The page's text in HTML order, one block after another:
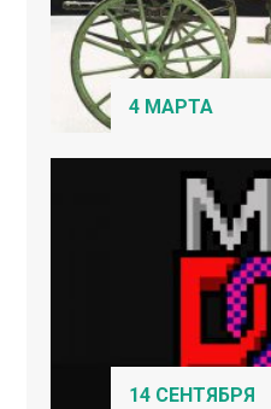
4 МАРТА
14 СЕНТЯБРЯ